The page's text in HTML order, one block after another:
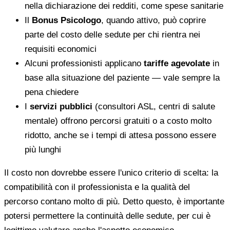
nella dichiarazione dei redditi, come spese sanitarie
Il Bonus Psicologo, quando attivo, può coprire
parte del costo delle sedute per chi rientra nei
requisiti economici
Alcuni professionisti applicano tariffe agevolate in
base alla situazione del paziente — vale sempre la
pena chiedere
I servizi pubblici (consultori ASL, centri di salute
mentale) offrono percorsi gratuiti o a costo molto
ridotto, anche se i tempi di attesa possono essere
più lunghi
Il costo non dovrebbe essere l'unico criterio di scelta: la
compatibilità con il professionista e la qualità del
percorso contano molto di più. Detto questo, è importante
potersi permettere la continuità delle sedute, per cui è